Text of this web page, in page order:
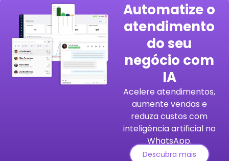
Automatize o
atendimento
do seu
negócio com
IA
Acelere atendimentos,
aumente vendas e
reduza custos com
inteligência artificial no
WhatsApp.
Descubra mais